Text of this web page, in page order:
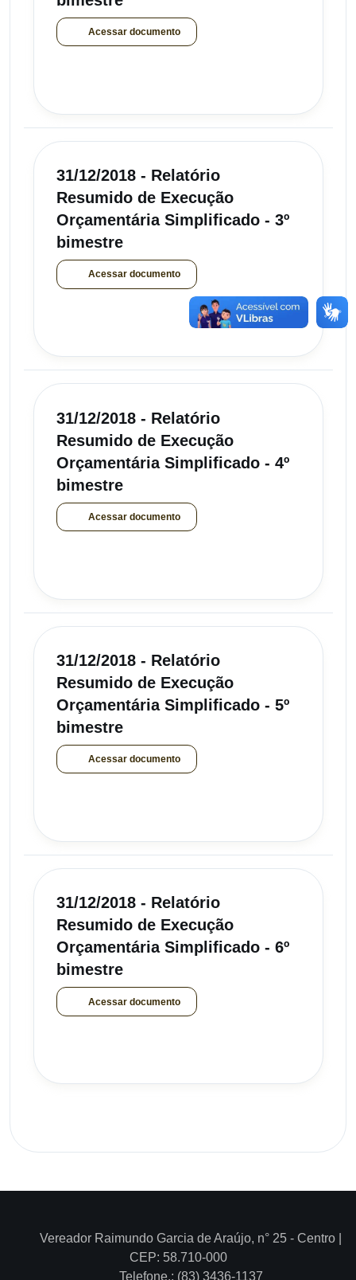
Acessar documento
31/12/2018 - Relatório
Resumido de Execução
Orçamentária Simplificado - 3º
bimestre
Acessar documento
31/12/2018 - Relatório
Resumido de Execução
Orçamentária Simplificado - 4º
bimestre
Acessar documento
31/12/2018 - Relatório
Resumido de Execução
Orçamentária Simplificado - 5º
bimestre
Acessar documento
31/12/2018 - Relatório
Resumido de Execução
Orçamentária Simplificado - 6º
bimestre
Acessar documento
Vereador Raimundo Garcia de Araújo, n° 25 - Centro |
CEP: 58.710-000
Telefone.: (83) 3436-1137